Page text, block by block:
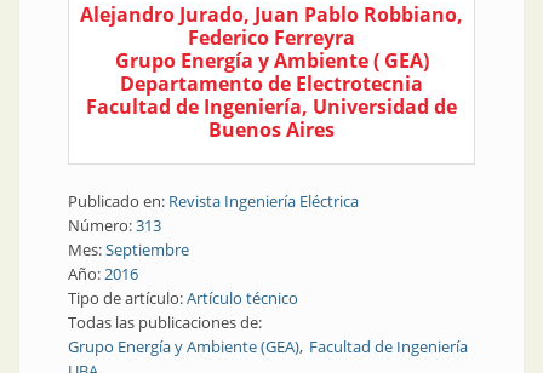
Alejandro Jurado, Juan Pablo Robbiano,
Federico Ferreyra
Grupo Energía y Ambiente ( GEA)
Departamento de Electrotecnia
Facultad de Ingeniería, Universidad de
Buenos Aires
Publicado en: Revista Ingeniería Eléctrica
Número:313
Mes:Septiembre
Año:2016
Tipo de artículo:Artículo técnico
Todas las publicaciones de:
Grupo Energía y Ambiente (GEA) Facultad de Ingeniería